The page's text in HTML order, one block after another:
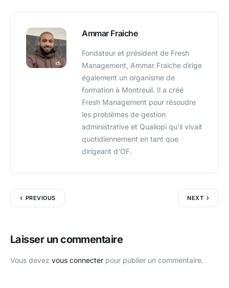
Ammar Fraiche
Fondateur et président de Fresh
Management, Ammar Fraiche dirige
également un organisme de
formation à Montreuil. Il a créé
Fresh Management pour résoudre
les problèmes de gestion
administrative et Qualiopi qu'il vivait
quotidiennement en tant que
dirigeant d'OF.
PREVIOUS NEXT
Laisser un commentaire
Vous devez vous connecter pour publier un commentaire.